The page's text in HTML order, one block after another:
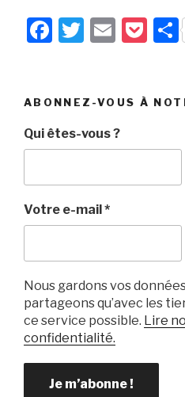
F
e
b
o
o
k
T
er
E
P
k
P
ABONNEZ-VOUS À
Qui êtes-vous ?
Votre e-mail*
Nous gardons vos
partageons qu’avec les
ce service possible. Lire
confidentialité.